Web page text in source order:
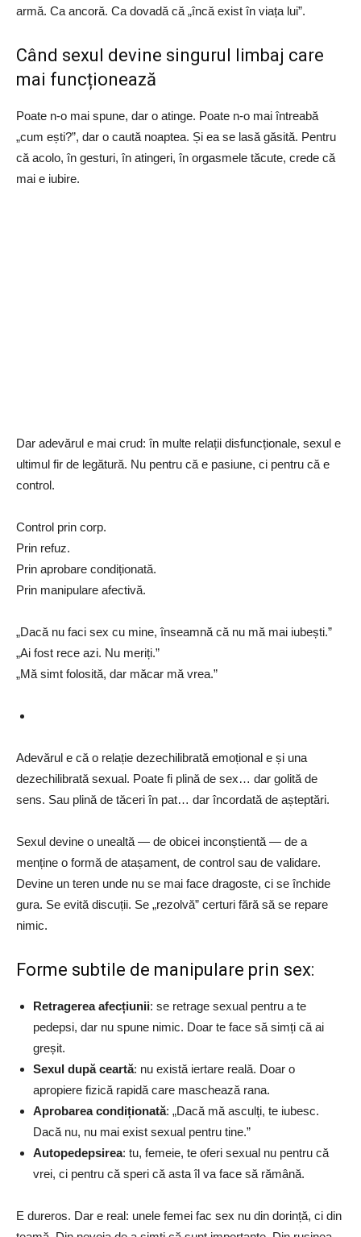
armă. Ca ancoră. Ca dovadă că „încă exist în viața lui”.
Când sexul devine singurul limbaj care
mai funcționează
Poate n-o mai spune, dar o atinge. Poate n-o mai întreabă
„cum ești?”, dar o caută noaptea. Și ea se lasă găsită. Pentru
că acolo, în gesturi, în atingeri, în orgasmele tăcute, crede că
mai e iubire.
Dar adevărul e mai crud: în multe relații disfuncționale, sexul e
ultimul fir de legătură. Nu pentru că e pasiune, ci pentru că e
control.
Control prin corp.
Prin refuz.
Prin aprobare condiționată.
Prin manipulare afectivă.
„Dacă nu faci sex cu mine, înseamnă că nu mă mai iubești.”
„Ai fost rece azi. Nu meriți.”
„Mă simt folosită, dar măcar mă vrea.”
Adevărul e că o relație dezechilibrată emoțional e și una
dezechilibrată sexual. Poate fi plină de sex… dar golită de
sens. Sau plină de tăceri în pat… dar încordată de așteptări.
Sexul devine o unealtă — de obicei inconștientă — de a
menține o formă de atașament, de control sau de validare.
Devine un teren unde nu se mai face dragoste, ci se închide
gura. Se evită discuții. Se „rezolvă” certuri fără să se repare
nimic.
Forme subtile de manipulare prin sex:
Retragerea afecțiunii: se retrage sexual pentru a te
pedepsi, dar nu spune nimic. Doar te face să simți că ai
greșit.
Sexul după ceartă: nu există iertare reală. Doar o
apropiere fizică rapidă care maschează rana.
Aprobarea condiționată: „Dacă mă asculți, te iubesc.
Dacă nu, nu mai exist sexual pentru tine.”
Autopedepsirea: tu, femeie, te oferi sexual nu pentru că
vrei, ci pentru că speri că asta îl va face să rămână.
E dureros. Dar e real: unele femei fac sex nu din dorință, ci din